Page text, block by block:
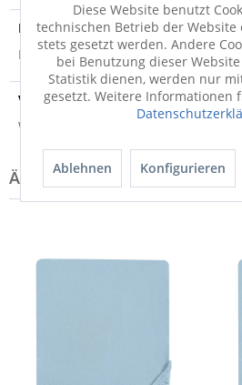
Produktsicherheit
Produktsicherheit
Versandinfo
Weitere Informationen zum Versand...
Diese Website benutzt
technischen Betrieb der
stets gesetzt werden. Andere
bei Benutzung dieser
Statistik dienen, werden nur
gesetzt. Weitere Informationen
Ablehnen Konfigurieren